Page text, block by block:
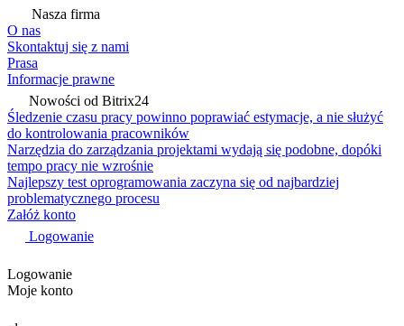
Nasza firma
O nas
Skontaktuj się z nami
Prasa
Informacje prawne
Nowości od Bitrix24
Śledzenie czasu pracy powinno poprawiać estymacje, a nie służyć
do kontrolowania pracowników
Narzędzia do zarządzania projektami wydają się podobne, dopóki
tempo pracy nie wzrośnie
Najlepszy test oprogramowania zaczyna się od najbardziej
problematycznego procesu
Załóż konto
Logowanie
Logowanie
Moje konto